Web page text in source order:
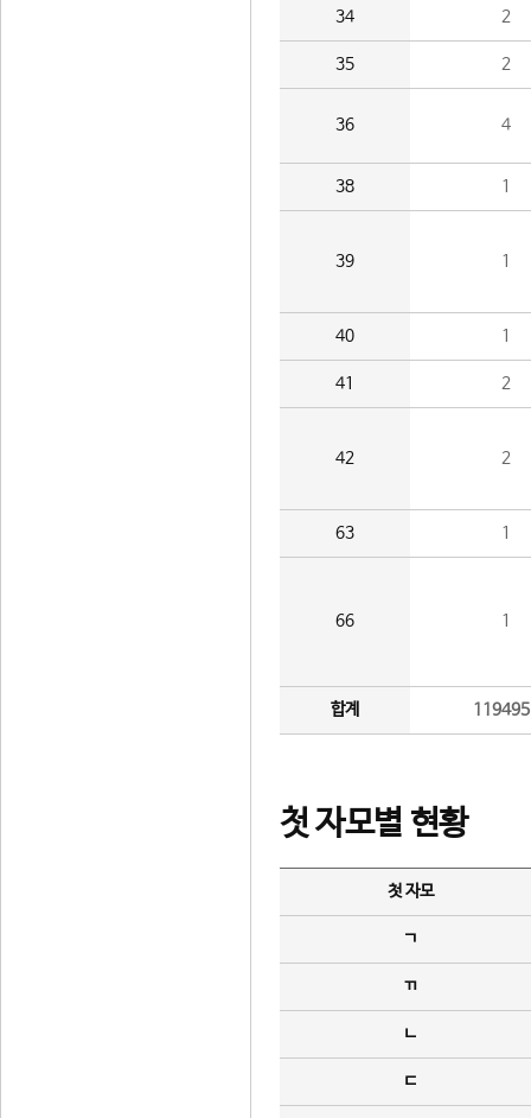
34 2
35 2
36 4
38 1
39 1
40 1
41 2
42 2
63 1
66 1
합계
첫 자모별 현황
첫 자모
ㄱ
ㄲ
ㄴ
ㄷ